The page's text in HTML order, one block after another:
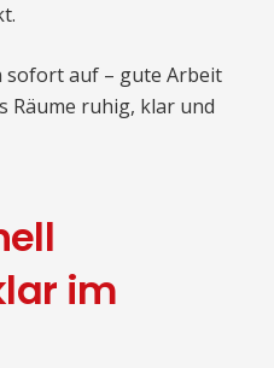
sofort auf – gute Arbeit
Räume ruhig, klar und
im